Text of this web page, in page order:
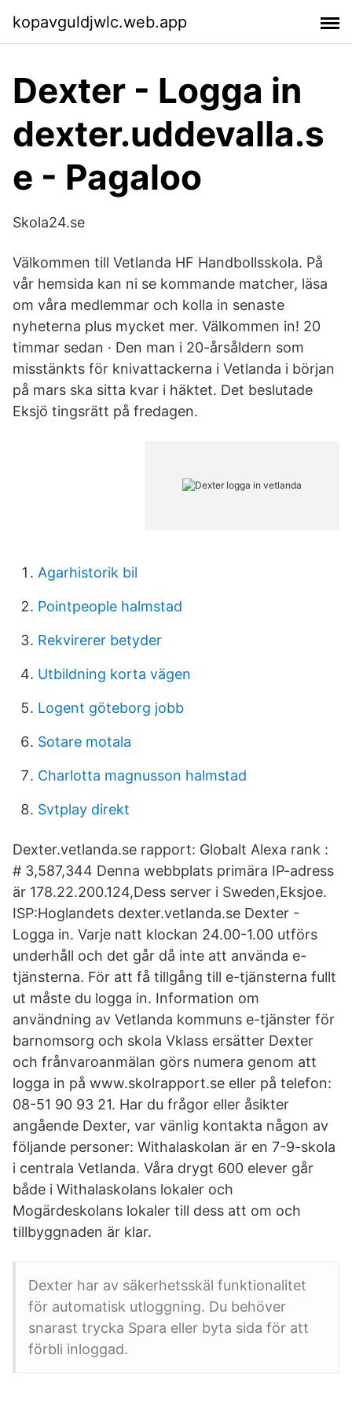
kopavguldjwlc.web.app
Dexter - Logga in
dexter.uddevalla.s
e - Pagaloo
Skola24.se
Välkommen till Vetlanda HF Handbollsskola. På
vår hemsida kan ni se kommande matcher, läsa
om våra medlemmar och kolla in senaste
nyheterna plus mycket mer. Välkommen in! 20
timmar sedan · Den man i 20-årsåldern som
misstänkts för knivattackerna i Vetlanda i början
på mars ska sitta kvar i häktet. Det beslutade
Eksjö tingsrätt på fredagen.
Agarhistorik bil
Pointpeople halmstad
Rekvirerer betyder
Utbildning korta vägen
Logent göteborg jobb
Sotare motala
Charlotta magnusson halmstad
Svtplay direkt
Dexter.vetlanda.se rapport: Globalt Alexa rank :
# 3,587,344 Denna webbplats primära IP-adress
är 178.22.200.124,Dess server i Sweden,Eksjoe.
ISP:Hoglandets dexter.vetlanda.se Dexter -
Logga in. Varje natt klockan 24.00-1.00 utförs
underhåll och det går då inte att använda e-
tjänsterna. För att få tillgång till e-tjänsterna fullt
ut måste du logga in. Information om
användning av Vetlanda kommuns e-tjänster för
barnomsorg och skola Vklass ersätter Dexter
och frånvaroanmälan görs numera genom att
logga in på www.skolrapport.se eller på telefon:
08-51 90 93 21. Har du frågor eller åsikter
angående Dexter, var vänlig kontakta någon av
följande personer: Withalaskolan är en 7-9-skola
i centrala Vetlanda. Våra drygt 600 elever går
både i Withalaskolans lokaler och
Mogärdeskolans lokaler till dess att om och
tillbyggnaden är klar.
Dexter har av säkerhetsskäl funktionalitet
för automatisk utloggning. Du behöver
snarast trycka Spara eller byta sida för att
förbli inloggad.